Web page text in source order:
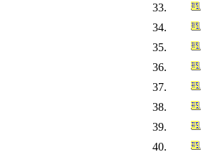
33.
34.
35.
36.
37.
38.
39.
40.